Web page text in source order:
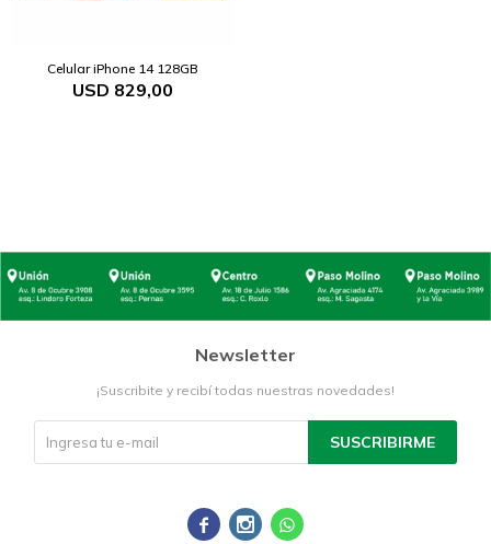
Celular iPhone 14 128GB
USD 829,00
Newsletter
¡Suscribite y recibí todas nuestras novedades!
SUSCRIBIRME
  